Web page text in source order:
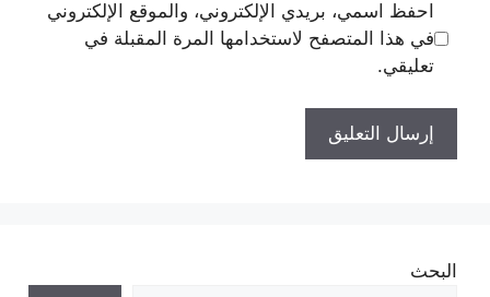
احفظ اسمي، بريدي الإلكتروني، والموقع الإلكتروني
في هذا المتصفح لاستخدامها المرة المقبلة في
تعليقي.
البحث